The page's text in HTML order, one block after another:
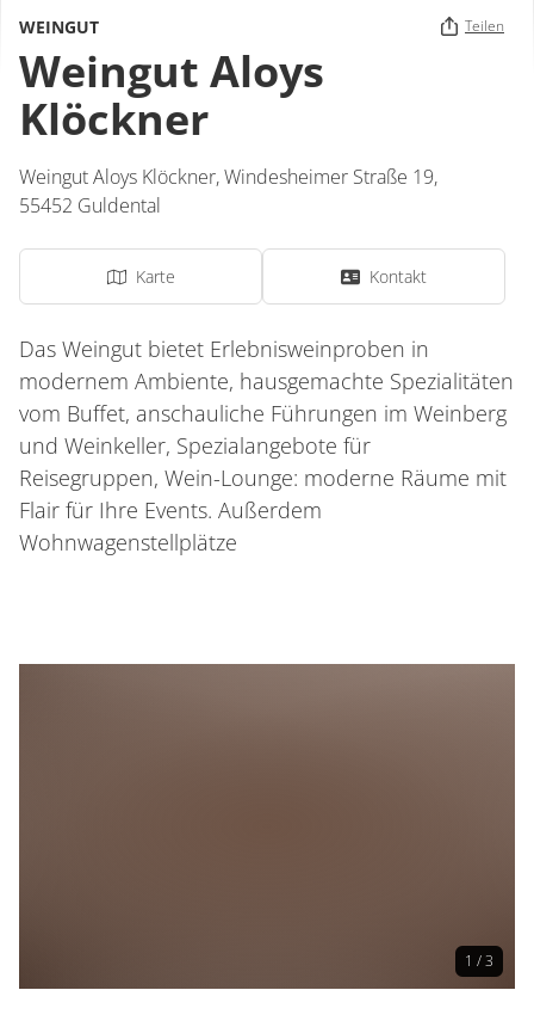
WEINGUT Teilen
Weingut Aloys
Klöckner
Weingut Aloys Klöckner,Windesheimer Straße 19,
55452 Guldental
Karte Kontakt
Das Weingut bietet Erlebnisweinproben in
modernem Ambiente, hausgemachte Spezialitäten
vom Buffet, anschauliche Führungen im Weinberg
und Weinkeller, Spezialangebote für
Reisegruppen, Wein-Lounge: moderne Räume mit
Flair für Ihre Events. Außerdem
Wohnwagenstellplätze
1 / 3